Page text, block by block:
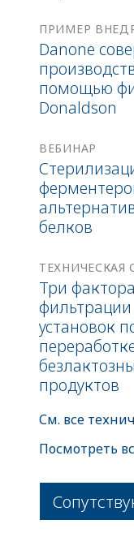
ПРИМЕР
Danone
помощью
Donaldson
ВЕБИНАР
белков
ТЕХНИЧЕСКАЯ
Три фактора
установок
продуктов
См. все
Посмотреть